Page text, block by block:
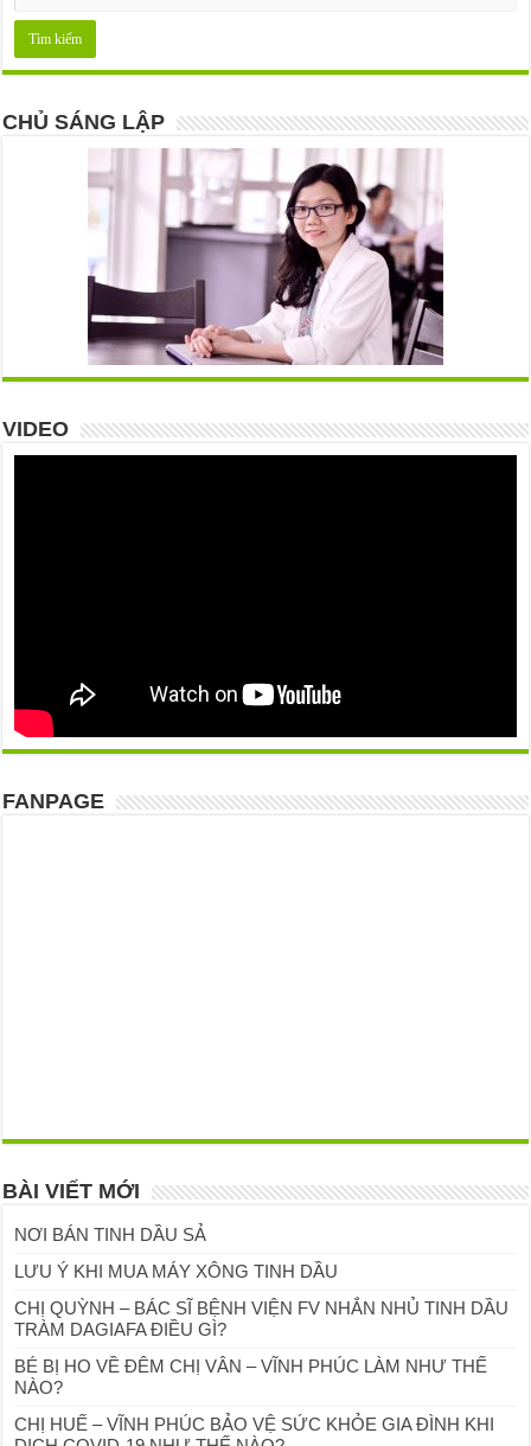
CHỦ SÁNG LẬP
VIDEO
FANPAGE
BÀI VIẾT MỚI
NƠI BÁN TINH DẦU SẢ
LƯU Ý KHI MUA MÁY XÔNG TINH DẦU
CHỊ QUỲNH – BÁC SĨ BỆNH VIỆN FV NHẮN NHỦ TINH DẦU
TRÀM DAGIAFA ĐIỀU GÌ?
BÉ BỊ HO VỀ ĐÊM CHỊ VÂN – VĨNH PHÚC LÀM NHƯ THẾ
NÀO?
CHỊ HUẾ – VĨNH PHÚC BẢO VỆ SỨC KHỎE GIA ĐÌNH KHI